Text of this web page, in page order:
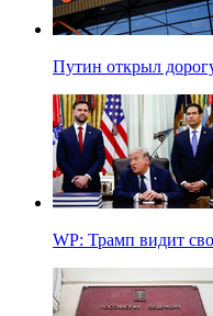
Путин открыл
WP: Трамп видит